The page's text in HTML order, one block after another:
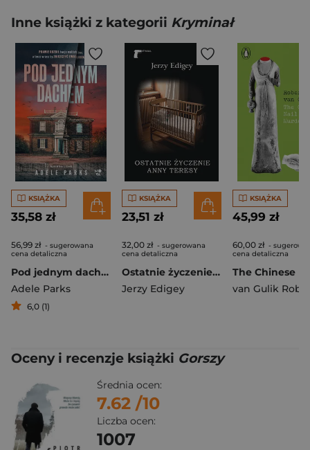
Inne książki z kategorii Kryminał
KSIĄŻKA
35,58 zł
56,99 zł - sugerowana
cena detaliczna
Pod jednym dachem
Adele Parks
6,0 (1)
KSIĄŻKA
23,51 zł
32,00 zł - sugerowana
cena detaliczna
Ostatnie życzenie Anny Teresy
Jerzy Edigey
KSIĄŻKA
45,99 zł
60,00 zł -
cena detaliczna
van Gulik
Oceny i recenzje książki Gorszy
Średnia ocen:
7.62 /10
Liczba ocen:
1007